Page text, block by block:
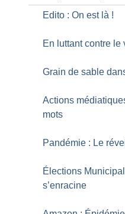
Edito : On est là !
En luttant contre le
Grain de sable
Actions
mots
Pandémie : Le
Élections
s’enracine